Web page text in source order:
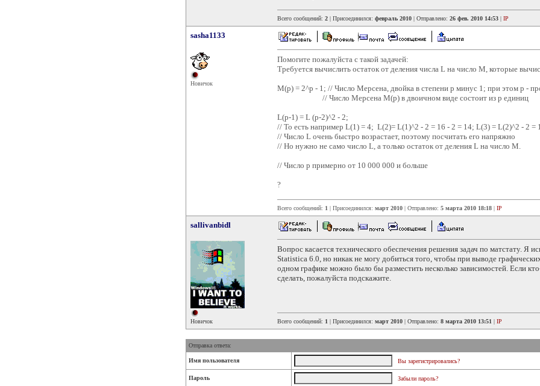
Всего сообщений: 2 | Присоединился: февраль 2010 | Отправлено: 26 фев. 2010 14:53 | IP
sasha1133
Новичок
Помогите пожалуйста с такой задачей:
Требуется вычислить остаток от деления числа L на число M, которые
M(p) = 2^p - 1; // Число Мерсена, двойка в степени p минус 1; при этом p -
// Число Мерсена M(p) в двоичном виде состоит из p единиц
L(p-1) = L (p-2)^2 - 2;
// То есть например L(1) = 4; L(2)= L(1)^2 - 2 = 16 - 2 = 14; L(3) = L(2)^2 - 2 =
// Число L очень быстро возрастает, поэтому посчитать его напряжно
// Но нужно не само число L, а только остаток от деления L на число M.
// Число p примерно от 10 000 000 и больше
?
Всего сообщений: 1 | Присоединился: март 2010 | Отправлено: 5 марта 2010 18:18 | IP
sallivanbidl
Новичок
Вопрос касается технического обеспечения решения задач по матстату. Я
Statistica 6.0, но никак не могу добиться того, чтобы при выводе
одном графике можно было бы разместить несколько зависимостей. Если
сделать, пожалуйста подскажите.
Всего сообщений: 1 | Присоединился: март 2010 | Отправлено: 8 марта 2010 13:51 | IP
Отправка ответа:
Имя пользователя Вы зарегистрировались?
Пароль Забыли пароль?